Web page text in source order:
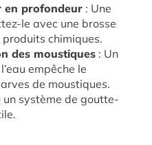
en profondeur : Une
le avec une brosse
produits chimiques.
des moustiques : Un
empêche le
de moustiques.
système de goutte-